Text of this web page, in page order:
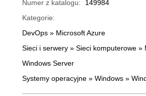
Numer z katalogu:
149984
Kategorie:
DevOps » Microsoft Azure
Sieci i serwery » Sieci komputerowe »
Windows Server
Systemy operacyjne » Windows »